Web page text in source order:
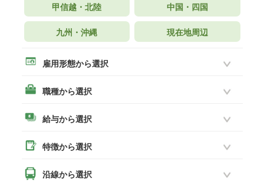
甲信越・北陸 中国・四国
九州・沖縄 現在地周辺
雇用形態から選択
職種から選択
給与から選択
特徴から選択
沿線から選択